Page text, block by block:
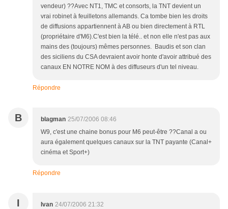
vendeur) ??Avec NT1, TMC et consorts, la TNT devient un
vrai robinet à feuilletons allemands. Ca tombe bien les droits
de diffusions appartiennent à AB ou bien directement à RTL
(propriétaire d'M6).C'est bien la télé.. et non elle n'est pas aux
mains des (toujours) mêmes personnes. Baudis et son clan
des siciliens du CSA devraient avoir honte d'avoir attribué des
canaux EN NOTRE NOM à des diffuseurs d'un tel niveau.
Répondre
B blagman 25/07/2006 08:46
W9, c'est une chaine bonus pour M6 peut-être ??Canal a ou
aura également quelques canaux sur la TNT payante (Canal+
cinéma et Sport+)
Répondre
I Ivan 24/07/2006 21:32